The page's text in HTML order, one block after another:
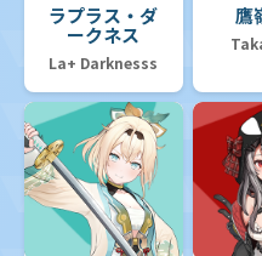
ラプラス・ダ
ークネス
La+ Darknesss
鷹